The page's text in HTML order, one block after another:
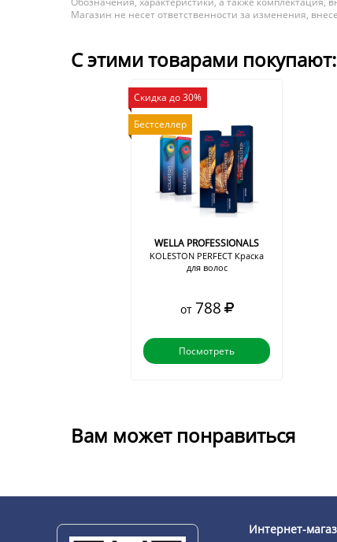
Магазин не несет ответственности за изменения,
С этими товарами покупают:
Скидка до 30%
Бестселлер
WELLA PROFESSIONALS
KOLESTON PERFECT Краска
для волос
от 788
Посмотреть
Вам может понравиться
Интернет-